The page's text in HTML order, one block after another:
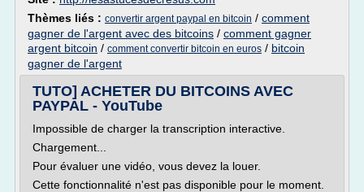
Thèmes liés : convertir argent paypal en bitcoin / comment
gagner de l'argent avec des bitcoins / comment gagner
argent bitcoin / comment convertir bitcoin en euros / bitcoin
gagner de l'argent
TUTO] ACHETER DU BITCOINS AVEC
PAYPAL - YouTube
Impossible de charger la transcription interactive.
Chargement...
Pour évaluer une vidéo, vous devez la louer.
Cette fonctionnalité n'est pas disponible pour le moment.